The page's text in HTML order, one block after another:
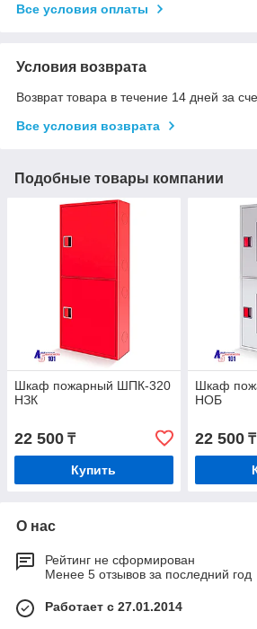
Все условия оплаты
Условия возврата
Возврат товара в течение 14 дней за
Все условия возврата
Подобные товары компании
Шкаф пожарный ШПК-320
НЗК
22 500 ₸
Купить
Шкаф
НОБ
22 500₸
О нас
Рейтинг не сформирован
Менее 5 отзывов за последний год
Работает с 27.01.2014